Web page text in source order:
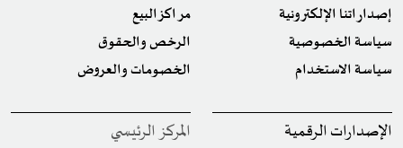
إصداراتنا الإلكترونية
سياسة الخصوصية
سياسة الاستخدام
مراكز البيع
الرخص والحقوق
الخصومات والعروض
الإصدارات الرقمية المركز الرئيسي